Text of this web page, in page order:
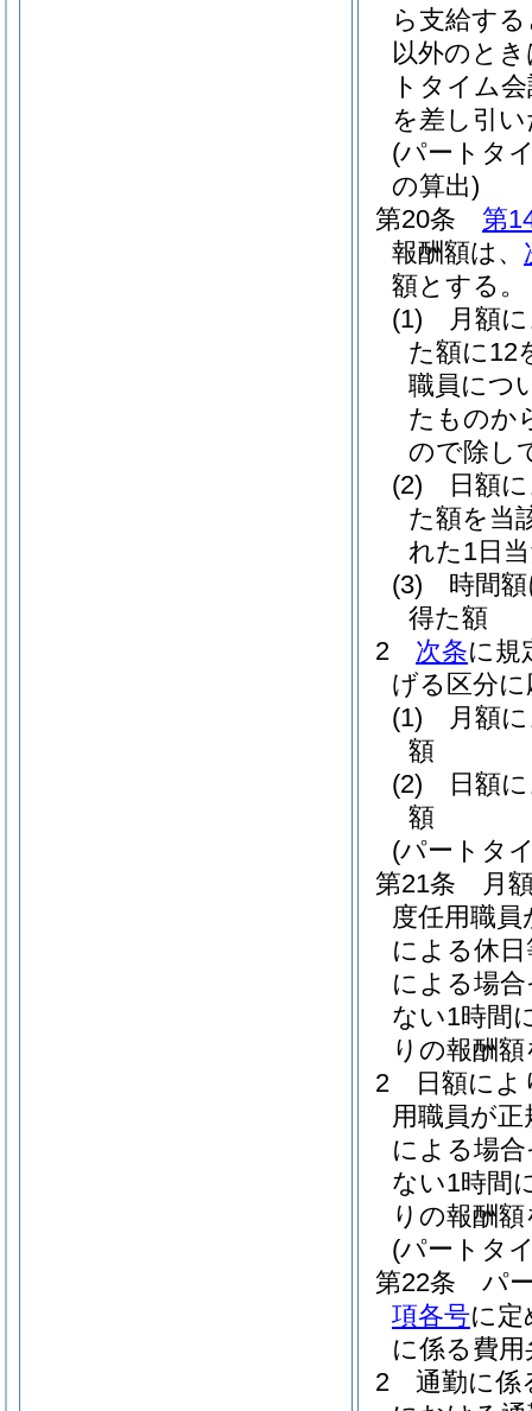
ら支給す
以外のと
トタイム
を差し引
(パートタ
の算出)
第20条
第
報酬額は、
額とする。
(1)
月額
た額に12
職員につ
たものか
ので除し
(2)
日額
た額を当
れた1日
(3)
時間
得た額
2
次条に規
げる区分
(1)
月額
額
(2)
日額
額
(パートタ
第21条
月
度任用職
による休
による場
ない1時間
りの報酬
2
日額に
用職員が
による場
ない1時間
りの報酬
(パートタ
第22条
パ
項各号に定
に係る費
2
通勤に係